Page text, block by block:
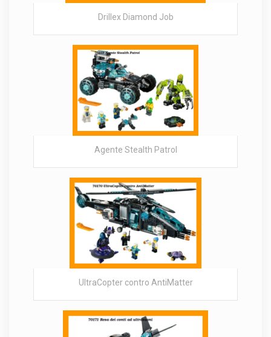
Drillex Diamond Job
Agente Stealth Patrol
UltraCopter contro AntiMatter